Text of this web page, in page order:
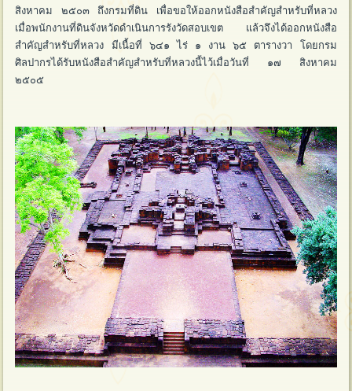
สิงหาคม ๒๕๐๓ ถึงกรมที่ดิน เพื่อขอให้ออกหนังสือสำคัญสำหรับที่หลวง
เมื่อพนักงานที่ดินจังหวัดดำเนินการรังวัดสอบเขต แล้วจึงได้ออกหนังสือ
สำคัญสำหรับที่หลวง มีเนื้อที่ ๖๔๑ ไร่ ๑ งาน ๖๕ ตารางวา โดยกรม
ศิลปากรได้รับหนังสือสำคัญสำหรับที่หลวงนี้ไว้เมื่อวันที่ ๑๗ สิงหาคม
๒๕๐๕